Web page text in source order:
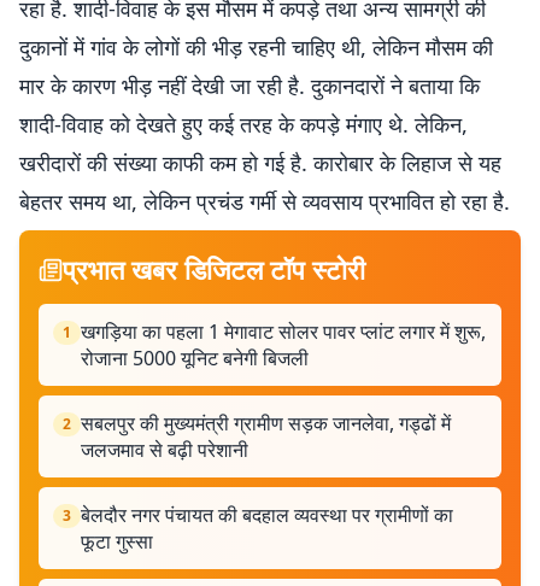
रहा है. शादी-विवाह के इस मौसम में कपड़े तथा अन्य सामग्री की
दुकानों में गांव के लोगों की भीड़ रहनी चाहिए थी, लेकिन मौसम की
मार के कारण भीड़ नहीं देखी जा रही है. दुकानदारों ने बताया कि
शादी-विवाह को देखते हुए कई तरह के कपड़े मंगाए थे. लेकिन,
खरीदारों की संख्या काफी कम हो गई है. कारोबार के लिहाज से यह
बेहतर समय था, लेकिन प्रचंड गर्मी से व्यवसाय प्रभावित हो रहा है.
प्रभात खबर डिजिटल टॉप स्टोरी
1 खगड़िया का पहला 1 मेगावाट सोलर पावर प्लांट लगार में शुरू,
रोजाना 5000 यूनिट बनेगी बिजली
2 सबलपुर की मुख्यमंत्री ग्रामीण सड़क जानलेवा, गड्ढों में
जलजमाव से बढ़ी परेशानी
3 बेलदौर नगर पंचायत की बदहाल व्यवस्था पर ग्रामीणों का
फूटा गुस्सा